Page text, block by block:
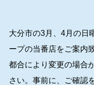
大分市の3月、4月の日
ープの当番店をご案内
都合により変更の場合
さい。事前に、ご確認